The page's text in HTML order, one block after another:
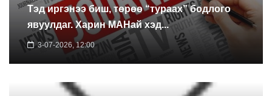
Тэд иргэнээ биш, төрөө “тураах” бодлого
явуулдаг. Харин МАНай хэд...
3-07-2026, 12:00